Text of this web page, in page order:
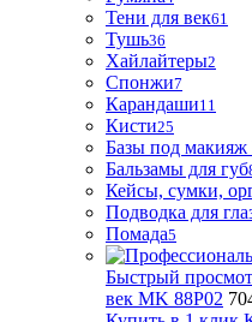
Тени для век61
Тушь36
Хайлайтеры2
Спонжи7
Карандаши11
Кисти25
Базы под
Бальзамы для губ
Кейсы, сумки,
Подводка для
Помада5
Быстрый
век MK 88P02